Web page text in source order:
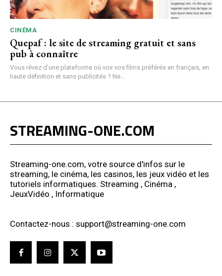
CINÉMA
Quepaf : le site de streaming gratuit et sans
pub à connaître
Vous rêvez d’une plateforme où voir vos films préférés en français, en
haute définition et sans publicités ? Ne...
STREAMING-ONE.COM
Streaming-one.com, votre source d'infos sur le
streaming, le cinéma, les casinos, les jeux vidéo et les
tutoriels informatiques. Streaming , Cinéma ,
JeuxVidéo , Informatique
Contactez-nous : support@streaming-one.com